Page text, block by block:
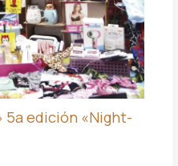
5a edición «Night-